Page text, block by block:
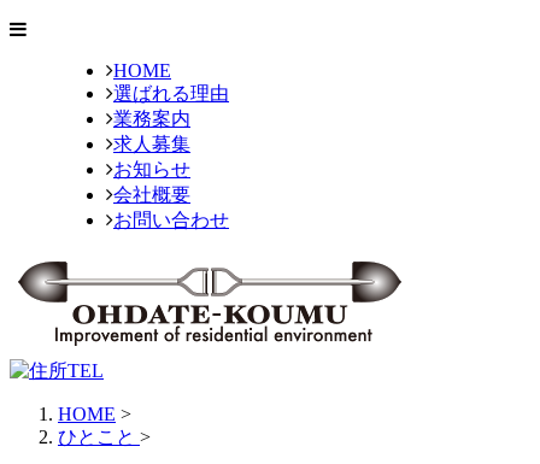
HOME
選ばれる理由
業務案内
求人募集
お知らせ
会社概要
お問い合わせ
HOME >
ひとこと >